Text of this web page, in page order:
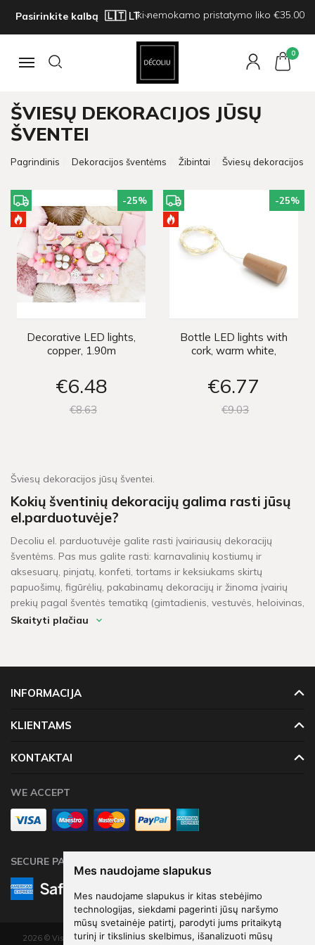
Mes naudojame slapukus
Mes naudojame slapukus ir kitas stebėjimo
technologijas, siekdami pagerinti jūsų naršymo
mūsų svetainėje patirtį, parodyti jums pritaikytą
turinį ir tikslinius skelbimus, išanalizuoti mūsų
Pasirinkite kalbą Iki nemokamo pristatymo liko €35.00
Navigacija
0
ŠVIESŲ DEKORACIJOS JŪSŲ
ŠVENTEI
Pagrindinis Dekoracijos šventėms Žibintai Šviesų dekoracijos
-25%
Decorative LED lights,
copper, 1.90m
€6 48
€863
-25%
Bottle LED lights with
cork, warm white,
€6 77
€903
Šviesų dekoracijos jūsų šventei.
Kokių šventinių dekoracijų galima rasti jūsų
el.parduotuvėje?
Decoliu el. parduotuvėje galite rasti įvairiausių dekoracijų
šventėms. Pas mus galite rasti: karnavalinių kostiumų ir
aksesuarų, pinjatų, konfeti, tortams ir keksiukams skirtų
papuošimų, figūrėlių, pakabinamų dekoracijų ir žinoma įvairių
prekių pagal šventės tematiką (gimtadienis, vestuvės, heloivinas,
kalėdos, krikštynos, mergvakaris, „baby shower" ir t.t.).
Šventinės dekoracijos pažymėtos žaliu sandėlio ženkleliu yra
neturime, pristatymas gali užtrukti tarp 4 - 16 darbo dienų.
nemokamas pristatymas!
Skaityti plačiau
INFORMACIJA
KLIENTAMS
KONTAKTAI
WE ACCEPT
SECURE PAYMENTS
2026 © Visos teisės saugomos. Kopijuoti, platinti svetainės turinį be autorių